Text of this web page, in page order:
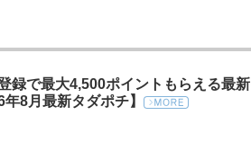
録で最大4,500ポイントもらえる最新
8月最新タダポチ】